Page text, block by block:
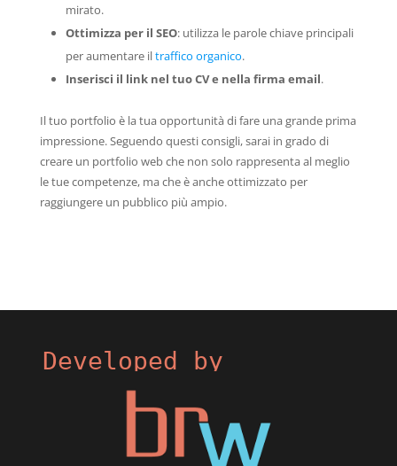
mirato.
Ottimizza per il SEO: utilizza le parole chiave principali
per aumentare iltraffico organico.
Inserisci il link nel tuo CV e nella firma email.
Il tuo portfolio è la tua opportunità di fare una grande prima
impressione. Seguendo questi consigli, sarai in grado di
creare un portfolio web che non solo rappresenta al meglio
le tue competenze, ma che è anche ottimizzato per
raggiungere un pubblico più ampio.
Developed by